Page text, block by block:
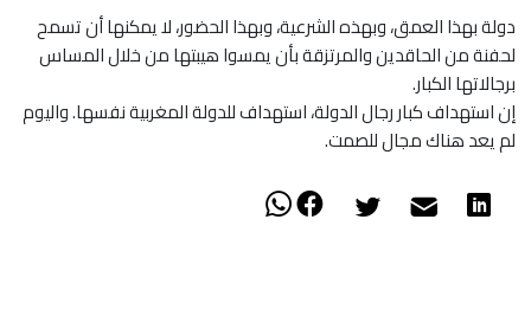
دولة بهذا العمق، وبهذه الشرعية، وبهذا الحضور، لا يمكنها أن تسمح
لحفنة من الحاقدين والمرتزقة بأن يمسوا هيبتها من خلال ‏المساس
برجالاتها الكبار.‏
إن استهداف كبار رجال الدولة، استهداف للدولة المغربية نفسها. واليوم
لم يعد هناك مجال للصمت.‏